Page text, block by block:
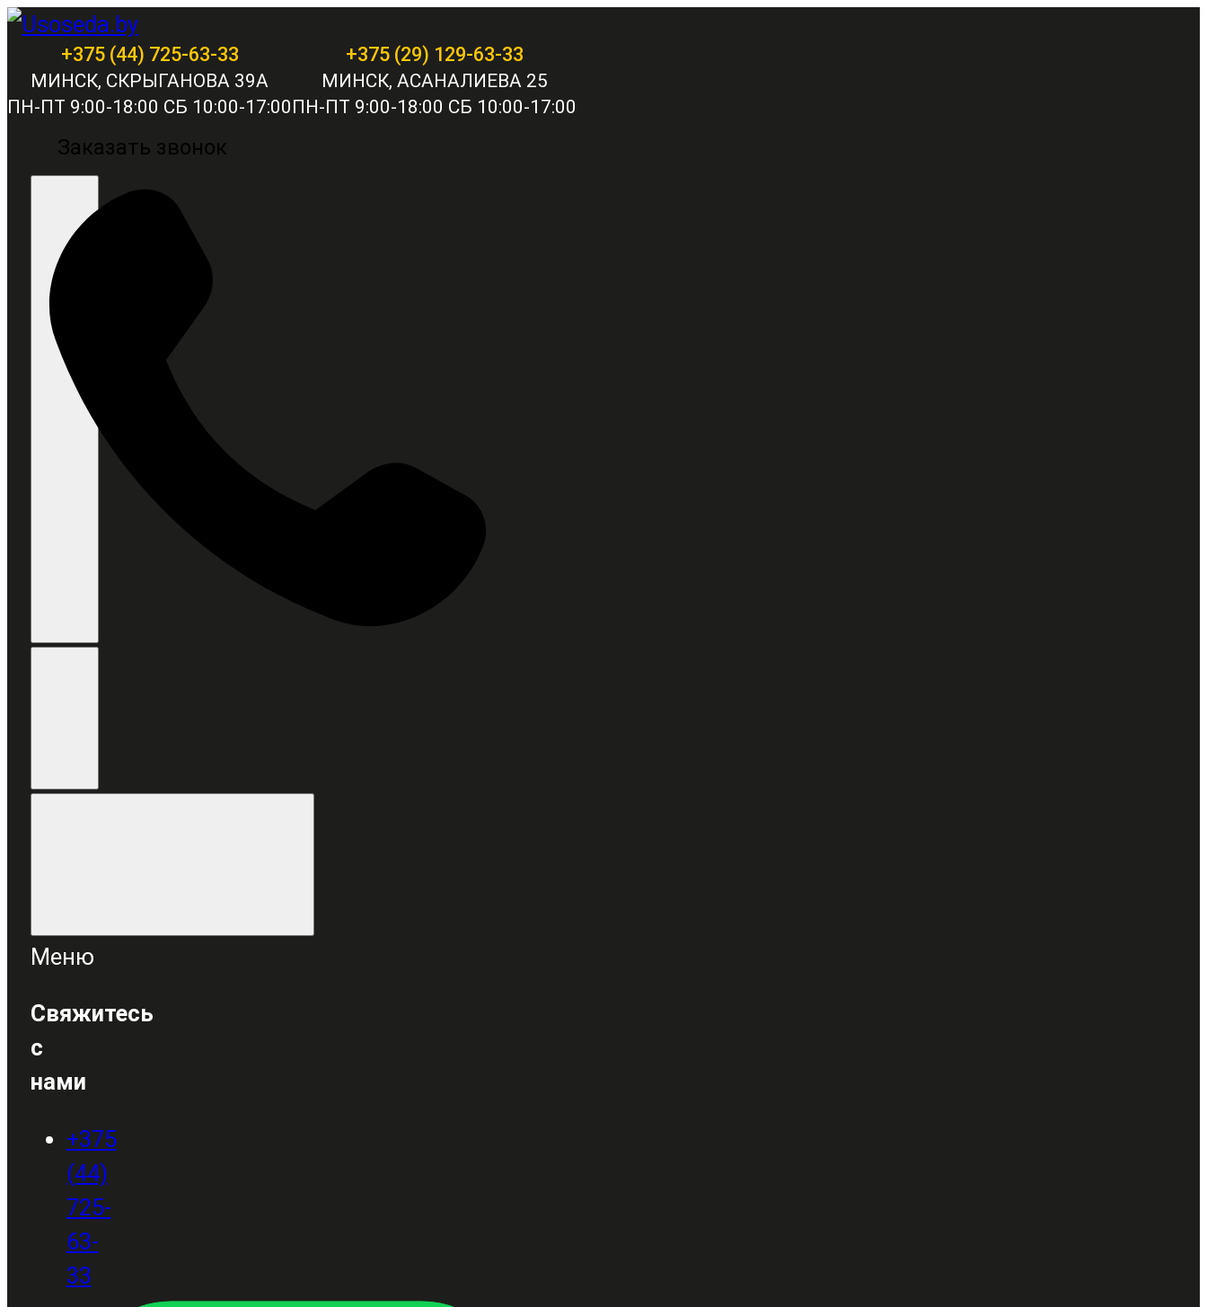
+375 (44) 725-63-33
МИНСК, СКРЫГАНОВА 39А
ПН-ПТ 9:00-18:00 СБ 10:00-17:00
+375 (29) 129-63-33
МИНСК, АСАНАЛИЕВА 25
ПН-ПТ 9:00-18:00 СБ 10:00-17:00
Заказать звонок
Меню
Свяжитесь
с
нами
+375
(44)
725-
63-
33